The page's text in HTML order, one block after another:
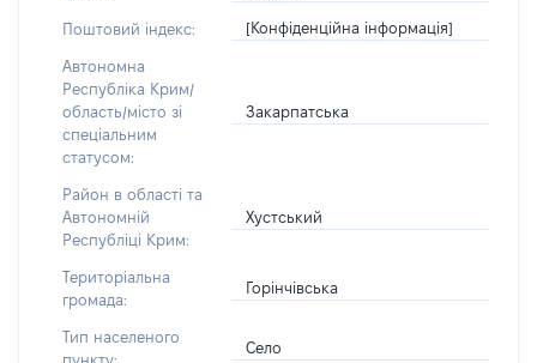
Поштовий індекс: [Конфіденційна інформація]
Автономна
Республіка Крим/
область/місто зі
спеціальним
статусом:
Закарпатська
Район в області та
Автономній
Республіці Крим:
Хустський
Територіальна
громада:
Горінчівська
Тип населеного
пункту:
Село